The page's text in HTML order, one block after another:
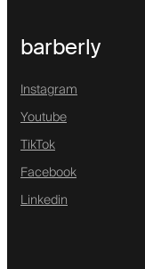
barberly
Instagram
Youtube
TikTok
Facebook
Linkedin